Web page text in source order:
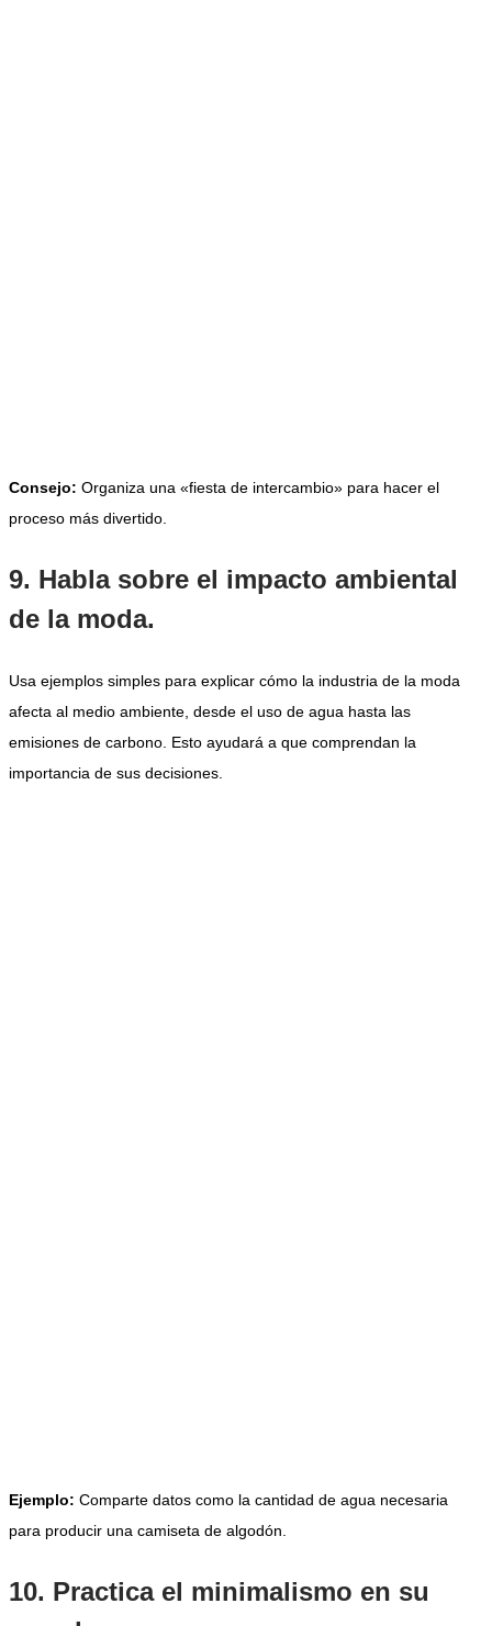
Consejo: Organiza una «fiesta de intercambio» para hacer el
proceso más divertido.
9. Habla sobre el impacto ambiental
de la moda.
Usa ejemplos simples para explicar cómo la industria de la moda
afecta al medio ambiente, desde el uso de agua hasta las
emisiones de carbono. Esto ayudará a que comprendan la
importancia de sus decisiones.
Ejemplo: Comparte datos como la cantidad de agua necesaria
para producir una camiseta de algodón.
10. Practica el minimalismo en su